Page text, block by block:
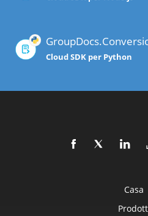
Cloud SDK per Python
Casa